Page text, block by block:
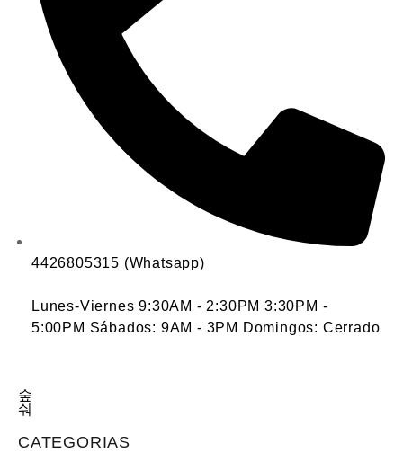
4426805315 (Whatsapp)
Lunes-Viernes 9:30AM - 2:30PM 3:30PM -
5:00PM Sábados: 9AM - 3PM Domingos: Cerrado
CATEGORIAS